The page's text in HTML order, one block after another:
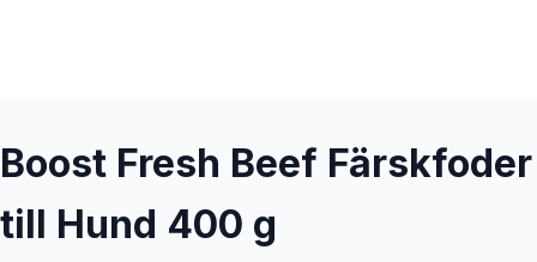
Boost Fresh Beef Färskfoder
till Hund 400 g